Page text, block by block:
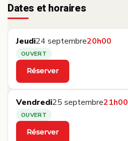
Dates et horaires
Jeudi24 septembre20h00
OUVERT
Réserver
·
Vendredi25 septembre21h00
OUVERT
Réserver
·